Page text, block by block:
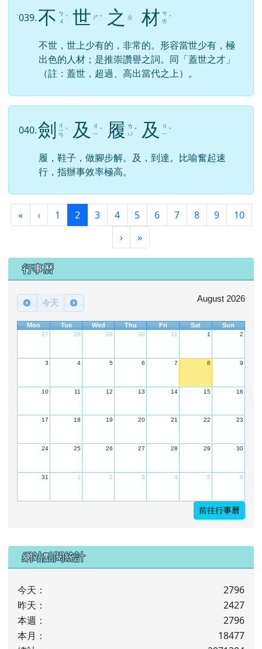
039.不 ㄅ
ㄨ ˊ 世 ㄕ ˋ 之 ㄓ 材 ㄘ
ㄞ ˊ
不世，世上少有的，非常的。形容當世少有，極
出色的人材；是推崇讚譽之詞。同「蓋世之才」
（註：蓋世，超過、高出當代之上）。
040.劍 ㄐ
ㄧ
ㄢ
ˋ 及
ㄐ
ㄧ ˊ 履 ㄌ
ㄩ ˇ 及
ㄐ
ㄧ ˊ
履，鞋子，做腳步解。及，到達。比喻奮起速
行，指辦事效率極高。
«第一頁
‹上一頁
1 2(目前頁次)
3 4 5 6 7 8 9
10
›下一頁
»最後頁
下中區域內容
行事曆
今天 August 2026
Mon Tue Wed Thu Fri Sat Sun
27 28 29 30 31 1 2
3 4 5 6 7 8 9
10 11 12 13 14 15 16
17 18 19 20 21 22 23
24 25 26 27 28 29 30
31 1 2 3 4 5 6
前往行事曆
下中左區域內容
網站點閱統計
今天：
2796
昨天：
2427
本週：
2796
本月：
18477